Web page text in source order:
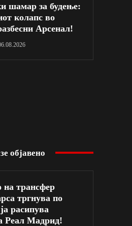
шамар за будење:
колапс во
Арсенал!
објавено
трансфер
тргнува по
расипува
Реал Мадрид!